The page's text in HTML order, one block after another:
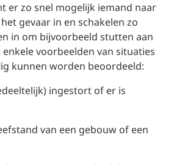
er zo snel mogelijk iemand naar
gevaar in en schakelen zo
in om bijvoorbeeld stutten aan
voorbeelden van situaties
kunnen worden beoordeeld:
ingestort of er is
van een gebouw of een